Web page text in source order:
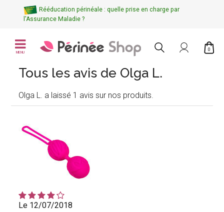
Rééducation périnéale : quelle prise en charge par
l'Assurance Maladie ?
MENU
0
Tous les avis de Olga L.
Olga L. a laissé 1 avis sur nos produits.
Le 12/07/2018